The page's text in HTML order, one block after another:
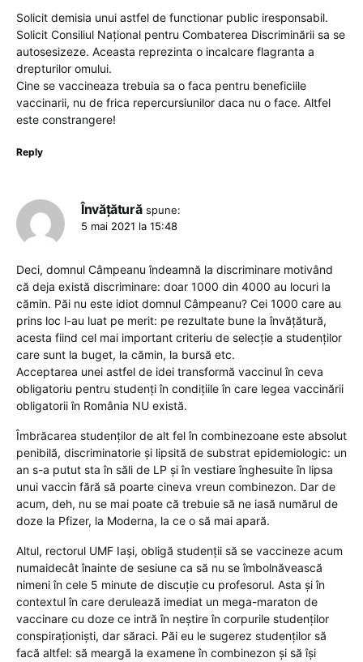
Solicit demisia unui astfel de functionar public iresponsabil.
Solicit Consiliul Național pentru Combaterea Discriminării sa se
autosesizeze. Aceasta reprezinta o incalcare flagranta a
drepturilor omului.
Cine se vaccineaza trebuia sa o faca pentru beneficiile
vaccinarii, nu de frica repercursiunilor daca nu o face. Altfel
este constrangere!
Reply
Învățătură spune:
5 mai 2021 la 15:48
Deci, domnul Câmpeanu îndeamnă la discriminare motivând
că deja există discriminare: doar 1000 din 4000 au locuri la
cămin. Păi nu este idiot domnul Câmpeanu? Cei 1000 care au
prins loc l-au luat pe merit: pe rezultate bune la învățătură,
acesta fiind cel mai important criteriu de selecție a studenților
care sunt la buget, la cămin, la bursă etc.
Acceptarea unei astfel de idei transformă vaccinul în ceva
obligatoriu pentru studenți în condițiile în care legea vaccinării
obligatorii în România NU există.
Îmbrăcarea studenților de alt fel în combinezoane este absolut
penibilă, discriminatorie și lipsită de substrat epidemiologic: un
an s-a putut sta în săli de LP și în vestiare înghesuite în lipsa
unui vaccin fără să poarte cineva vreun combinezon. Dar de
acum, deh, nu se mai poate că trebuie să ne iasă numărul de
doze la Pfizer, la Moderna, la ce o să mai apară.
Altul, rectorul UMF Iași, obligă studenții să se vaccineze acum
numaidecât înainte de sesiune ca să nu se îmbolnăvească
nimeni în cele 5 minute de discuție cu profesorul. Asta și în
contextul în care derulează imediat un mega-maraton de
vaccinare cu doze ce intră în neștire în corpurile studenților
conspiraționiști, dar săraci. Păi eu le sugerez studenților să
facă altfel: să meargă la examene în combinezon și să își